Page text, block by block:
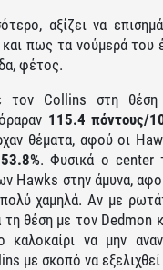
αξίζει να
πως τα νούμερά του
φέτος.
τον Collins στη
115.4 πόντους/
θέματα, αφού οι
53.8%. Φυσικά ο center
Hawks στην άμυνα,
χαμηλά. Αν με
τη θέση με τον
να μην
με σκοπό να